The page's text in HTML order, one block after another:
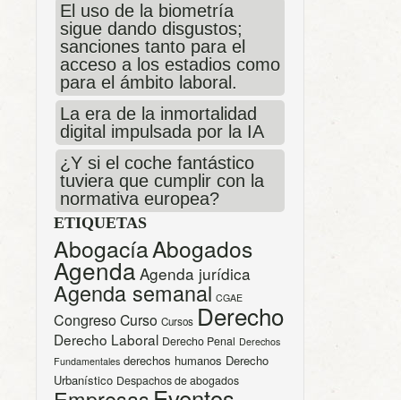
El uso de la biometría
sigue dando disgustos;
sanciones tanto para el
acceso a los estadios como
para el ámbito laboral.
La era de la inmortalidad
digital impulsada por la IA
¿Y si el coche fantástico
tuviera que cumplir con la
normativa europea?
ETIQUETAS
AbogacíaAbogados
Agenda Agenda jurídica
Agenda semanal CGAE
CongresoCurso Cursos Derecho
Derecho Laboral Derecho Penal Derechos
Fundamentales derechos humanos Derecho
Urbanístico Despachos de abogados